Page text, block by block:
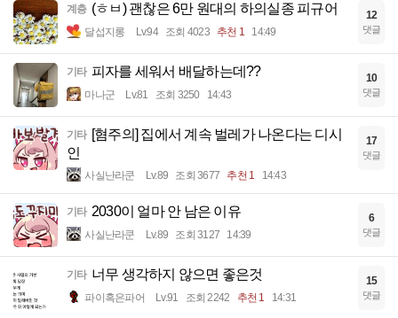
계층 (ㅎㅂ) 괜찮은 6만 원대의 하의실종 피규어
달섭지롱 Lv.94 조회 4023 추천 1 14:49
12
댓글
기타 피자를 세워서 배달하는데??
마나군 Lv.81 조회 3250 14:43
10
댓글
기타 [혐주의] 집에서 계속 벌레가 나온다는 디시
인
사실난라쿤 Lv.89 조회 3677 추천 1 14:43
17
댓글
기타 2030이 얼마 안 남은 이유
사실난라쿤 Lv.89 조회 3127 14:39
6
댓글
기타 너무 생각하지 않으면 좋은것
파이혹은파어 Lv.91 조회 2242 추천 1 14:31
15
댓글